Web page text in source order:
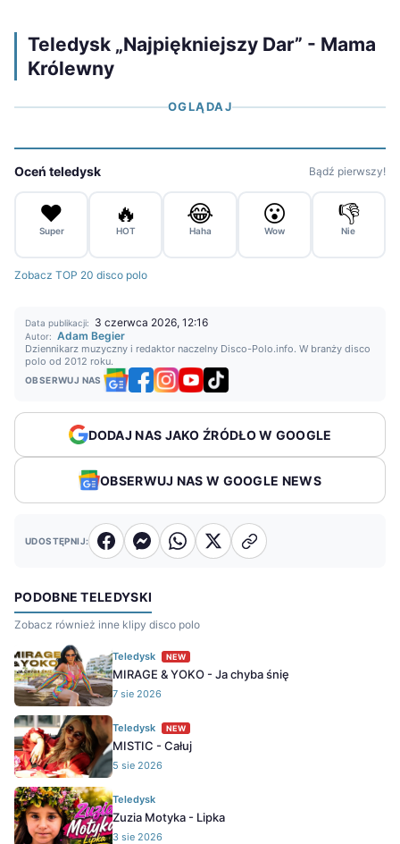
Teledysk „Najpiękniejszy Dar” - Mama
Królewny
OGLĄDAJ
Oceń teledysk Bądź pierwszy!
❤️
Super
🔥
HOT
😂
Haha
😮
Wow
👎
Nie
Zobacz TOP 20 disco polo
Data publikacji: 3 czerwca 2026, 12:16
Autor: Adam Begier
Dziennikarz muzyczny i redaktor naczelny Disco-Polo.info. W branży disco
polo od 2012 roku.
OBSERWUJ NAS
DODAJ NAS JAKO ŹRÓDŁO W GOOGLE
OBSERWUJ NAS W GOOGLE NEWS
UDOSTĘPNIJ:
PODOBNE TELEDYSKI
Zobacz również inne klipy disco polo
Teledysk NEW
MIRAGE & YOKO - Ja chyba śnię
7 sie 2026
Teledysk NEW
MISTIC - Całuj
5 sie 2026
Teledysk
Zuzia Motyka - Lipka
3 sie 2026